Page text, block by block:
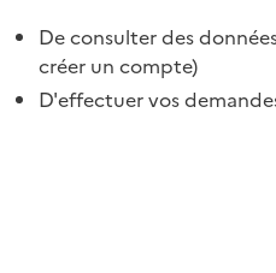
De consulter des
créer un compte)
D'effectuer vos